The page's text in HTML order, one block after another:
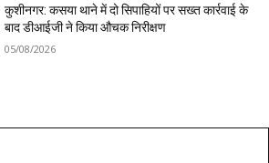
कुशीनगर: कसया थाने में दो सिपाहियों पर सख्त कार्रवाई के
बाद डीआईजी ने किया औचक निरीक्षण
05/08/2026